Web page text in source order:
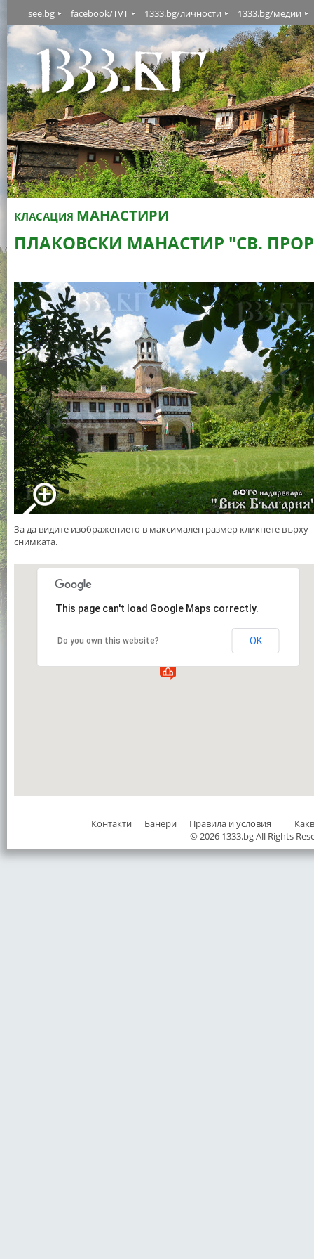
see.bg facebook/TVT 1333.bg/личности 1333.bg/медии
КЛАСАЦИЯ МАНАСТИРИ
ПЛАКОВСКИ МАНАСТИР "СВ.
За да видите изображението в максимален размер кликнете върху
снимката.
This page can't load Google Maps correctly.
Do you own this website? OK
Контакти Банери Правила и условия
© 2026 1333.bg All Rights